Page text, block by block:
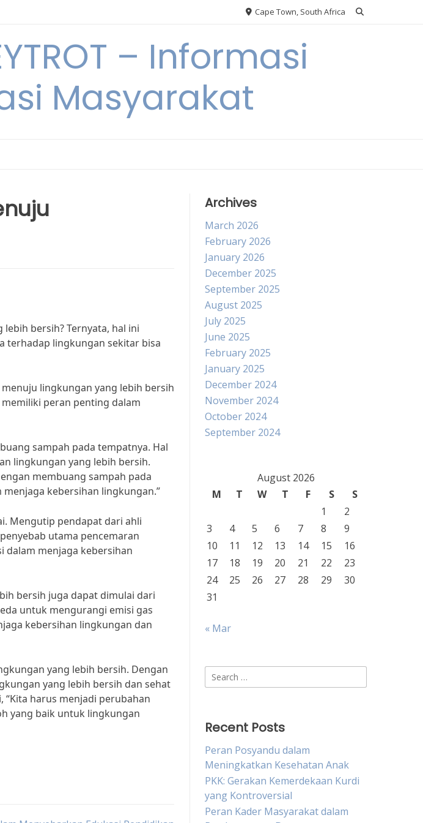
Cape Town, South Africa
– Informasi
Masyarakat
bersih? Ternyata, hal ini
terhadap lingkungan sekitar bisa
lingkungan yang lebih bersih
peran penting dalam
sampah pada tempatnya. Hal
lingkungan yang lebih bersih.
membuang sampah pada
kebersihan lingkungan.”
Mengutip pendapat dari ahli
utama pencemaran
menjaga kebersihan
bersih juga dapat dimulai dari
untuk mengurangi emisi gas
kebersihan lingkungan dan
yang lebih bersih. Dengan
yang lebih bersih dan sehat
harus menjadi perubahan
yang baik untuk lingkungan
Archives
March 2026
February 2026
January 2026
December 2025
September 2025
August 2025
July 2025
June 2025
February 2025
January 2025
December 2024
November 2024
October 2024
September 2024
August 2026
M
T W T F S
S
1
2
3
4 5 6 7 8
9
10
11 12 13 14 15
16
17
18 19 20 21 22
23
24
25 26 27 28 29
30
31
« Mar
Search
for:
Recent Posts
Peran Posyandu dalam
Meningkatkan Kesehatan Anak
PKK: Gerakan Kemerdekaan Kurdi
yang Kontroversial
Peran Kader Masyarakat dalam